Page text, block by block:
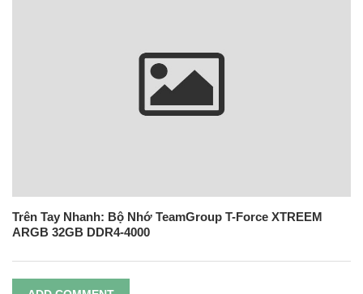
Trên Tay Nhanh: Bộ Nhớ TeamGroup T-Force XTREEM
ARGB 32GB DDR4-4000